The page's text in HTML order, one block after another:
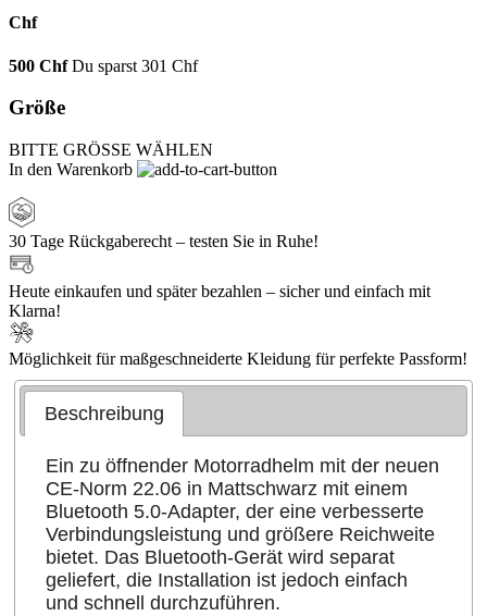
Chf
500 ChfDu sparst 301 Chf
Größe
BITTE GRÖSSE WÄHLEN
In den Warenkorb
30 Tage Rückgaberecht – testen Sie in Ruhe!
Heute einkaufen und später bezahlen – sicher und einfach mit
Klarna!
Möglichkeit für maßgeschneiderte Kleidung für perfekte Passform!
Beschreibung
Ein zu öffnender Motorradhelm mit der neuen
CE-Norm 22.06 in Mattschwarz mit einem
Bluetooth 5.0-Adapter, der eine verbesserte
Verbindungsleistung und größere Reichweite
bietet. Das Bluetooth-Gerät wird separat
geliefert, die Installation ist jedoch einfach
und schnell durchzuführen.​​